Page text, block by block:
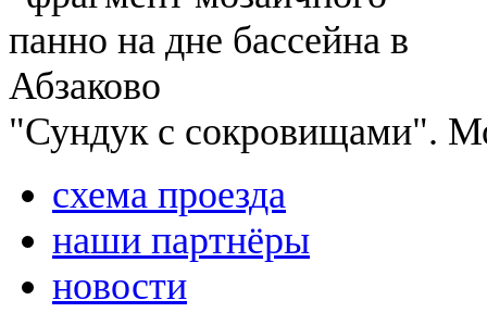
"Сундук с сокровищами".
схема проезда
наши партнёры
новости